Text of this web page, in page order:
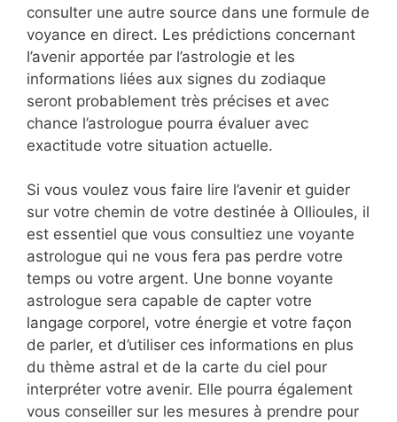
consulter une autre source dans une formule de
voyance en direct. Les prédictions concernant
l’avenir apportée par l’astrologie et les
informations liées aux signes du zodiaque
seront probablement très précises et avec
chance l’astrologue pourra évaluer avec
exactitude votre situation actuelle.
Si vous voulez vous faire lire l’avenir et guider
sur votre chemin de votre destinée à Ollioules, il
est essentiel que vous consultiez une voyante
astrologue qui ne vous fera pas perdre votre
temps ou votre argent. Une bonne voyante
astrologue sera capable de capter votre
langage corporel, votre énergie et votre façon
de parler, et d’utiliser ces informations en plus
du thème astral et de la carte du ciel pour
interpréter votre avenir. Elle pourra également
vous conseiller sur les mesures à prendre pour